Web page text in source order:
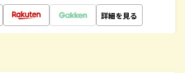
詳細を見る